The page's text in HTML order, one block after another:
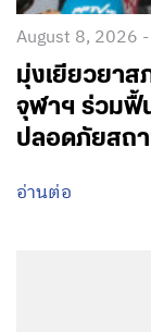
August 8, 2026
มุ่งเยียวยาส
จุฬาฯ ร่วมฟื้
ปลอดภัยสถ
อ่านต่อ